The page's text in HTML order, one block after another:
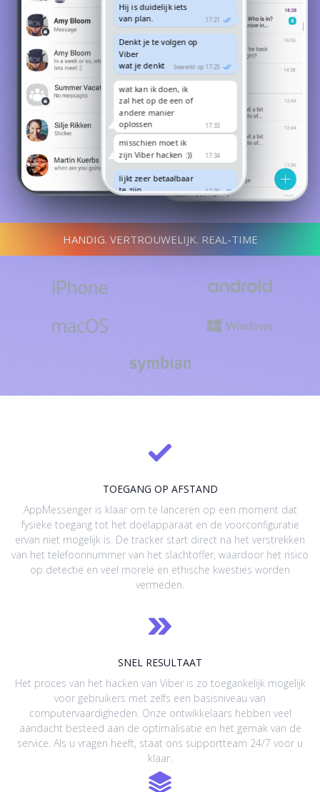
17:21
Hij is duidelijk iets
van plan.
bewerkt op 17:25
Denkt je te volgen op
Viber
wat je denkt
17:33
wat kan ik doen, ik
zal het op de een of
andere manier
oplossen
17:34
misschien moet ik
zijn Viber hacken :))
17:36
lijkt zeer betaalbaar
te zijn
HANDIG. VERTROUWELIJK. REAL-TIME
TOEGANG OP AFSTAND
AppMessenger is klaar om te lanceren op een moment dat
fysieke toegang tot het doelapparaat en de voorconfiguratie
ervan niet mogelijk is. De tracker start direct na het verstrekken
van het telefoonnummer van het slachtoffer, waardoor het risico
op detectie en veel morele en ethische kwesties worden
vermeden.
SNEL RESULTAAT
Het proces van het hacken van Viber is zo toegankelijk mogelijk
voor gebruikers met zelfs een basisniveau van
computervaardigheden. Onze ontwikkelaars hebben veel
aandacht besteed aan de optimalisatie en het gemak van de
service. Als u vragen heeft, staat ons supportteam 24/7 voor u
klaar.